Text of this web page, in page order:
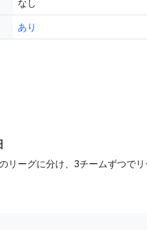
なし
あり
リーグに分け、3チームずつで